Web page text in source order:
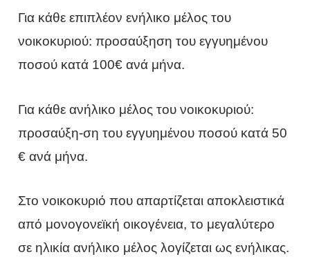
Για κάθε επιπλέον ενήλικο μέλος του
νοικοκυριού: προσαύξηση του εγγυημένου
ποσού κατά 100€ ανά μήνα.
Για κάθε ανήλικο μέλος του νοικοκυριού:
προσαύξη-ση του εγγυημένου ποσού κατά 50
€ ανά μήνα.
Στο νοικοκυριό που απαρτίζεται αποκλειστικά
από μονογονεϊκή οικογένεια, το μεγαλύτερο
σε ηλικία ανήλικο μέλος λογίζεται ως ενήλικας.